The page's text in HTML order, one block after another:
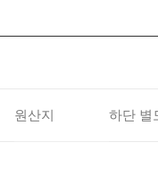
원산지 하단 별